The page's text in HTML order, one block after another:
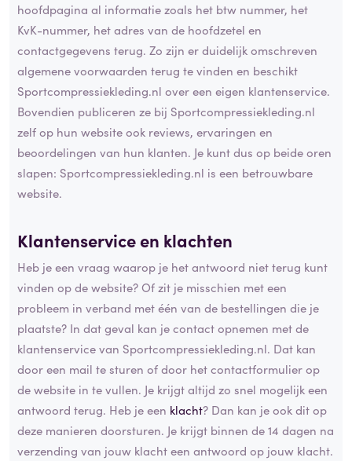
hoofdpagina al informatie zoals het btw nummer, het
KvK-nummer, het adres van de hoofdzetel en
contactgegevens terug. Zo zijn er duidelijk omschreven
algemene voorwaarden terug te vinden en beschikt
Sportcompressiekleding.nl over een eigen klantenservice.
Bovendien publiceren ze bij Sportcompressiekleding.nl
zelf op hun website ook reviews, ervaringen en
beoordelingen van hun klanten. Je kunt dus op beide oren
slapen: Sportcompressiekleding.nl is een betrouwbare
website.
Klantenservice en klachten
Heb je een vraag waarop je het antwoord niet terug kunt
vinden op de website? Of zit je misschien met een
probleem in verband met één van de bestellingen die je
plaatste? In dat geval kan je contact opnemen met de
klantenservice van Sportcompressiekleding.nl. Dat kan
door een mail te sturen of door het contactformulier op
de website in te vullen. Je krijgt altijd zo snel mogelijk een
antwoord terug. Heb je een klacht? Dan kan je ook dit op
deze manieren doorsturen. Je krijgt binnen de 14 dagen na
verzending van jouw klacht een antwoord op jouw klacht.